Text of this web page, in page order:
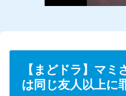
【まどドラ】マ
は同じ友人以上に